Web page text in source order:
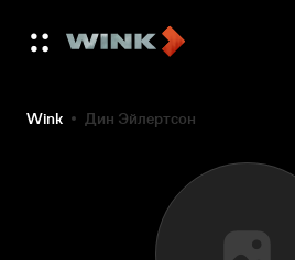
Wink Дин Эйлертсон